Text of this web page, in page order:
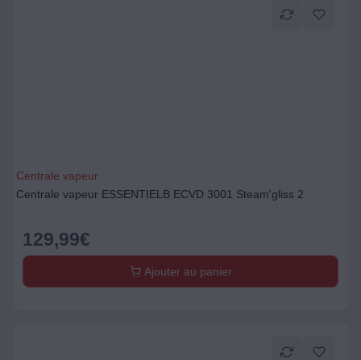
Centrale vapeur
Centrale vapeur ESSENTIELB ECVD 3001 Steam'gliss 2
129,99€
Ajouter au panier